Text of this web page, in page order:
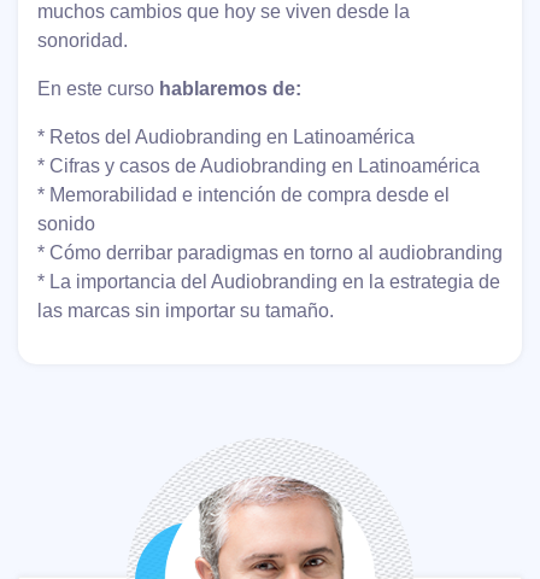
muchos cambios que hoy se viven desde la
sonoridad.
En este curso hablaremos de:
* Retos del Audiobranding en Latinoamérica
* Cifras y casos de Audiobranding en Latinoamérica
* Memorabilidad e intención de compra desde el
sonido
* Cómo derribar paradigmas en torno al audiobranding
* La importancia del Audiobranding en la estrategia de
las marcas sin importar su tamaño.